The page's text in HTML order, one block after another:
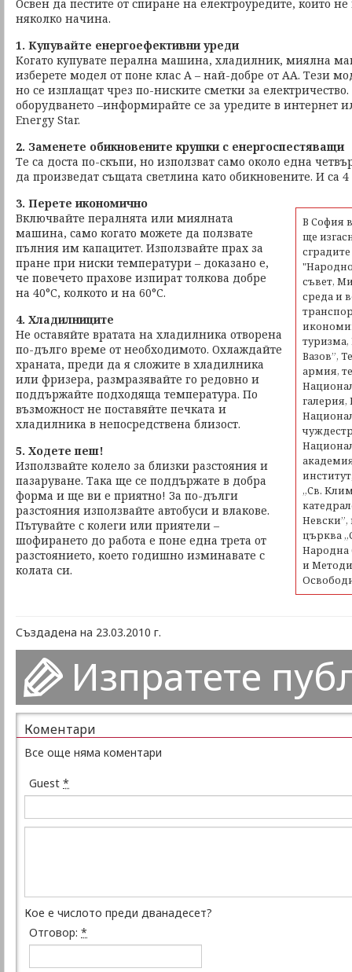
Освен да пестите от спиране на електроуредите, които
няколко начина.
1. Купувайте енергоефективни уреди
Когато купувате перална машина, хладилник, миялна
изберете модел от поне клас А – най-добре от АА. Тези
но се изплащат чрез по-ниските сметки за
оборудването –информирайте се за уредите в интернет
Energy Star.
2. Заменете обикновените крушки с енергоспестяващи
Те са доста по-скъпи, но използват само около една
да произведат същата светлина като обикновените. И са
В София
ще
съвет,
среда и
Вазов”,
армия,
галерия,
„Св.
Невски”,
църква
Народна
и
3. Перете икономично
Включвайте пералнята или миялната
машина, само когато можете да ползвате
пълния им капацитет. Използвайте прах за
пране при ниски температури – доказано е,
че повечето прахове изпират толкова добре
на 40°C, колкото и на 60°C.
4. Хладилниците
Не оставяйте вратата на хладилника отворена
по-дълго време от необходимото. Охлаждайте
храната, преди да я сложите в хладилника
или фризера, размразявайте го редовно и
поддържайте подходяща температура. По
възможност не поставяйте печката и
хладилника в непосредствена близост.
5. Ходете пеш!
Използвайте колело за близки разстояния и
пазаруване. Така ще се поддържате в добра
форма и ще ви е приятно! За по-дълги
разстояния използвайте автобуси и влакове.
Пътувайте с колеги или приятели –
шофирането до работа е поне една трета от
разстоянието, което годишно изминавате с
колата си.
Създадена на 23.03.2010 г.
Изпратете
Коментари
Все още няма коментари
Guest *
Кое е числото преди дванадесет?
Отговор: *